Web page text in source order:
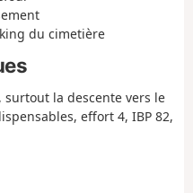
du cimetière
surtout la descente vers le
effort 4, IBP 82,